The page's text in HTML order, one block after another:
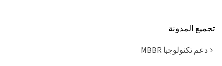
تجميع المدونة
دعم تكنولوجيا MBBR